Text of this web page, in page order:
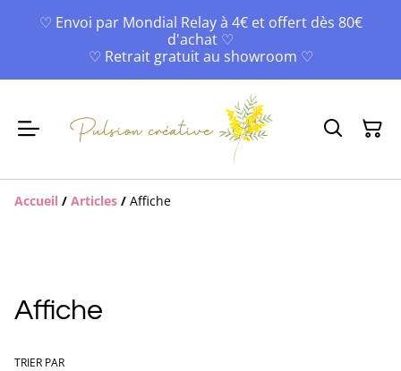
♡ Envoi par Mondial Relay à 4€ et offert dès 80€
d'achat ♡
♡ Retrait gratuit au showroom ♡
Accueil / Articles / Affiche
Affiche
TRIER PAR